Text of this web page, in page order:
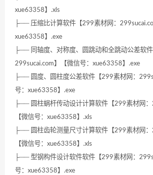
xue63358】.xls
├── 压缩比计算软件【299素材网：
xue63358】.exe
├── 同轴度、对称度、圆跳动和全跳动公差软件
299sucai.com】【微信号：xue63358】.exe
├── 圆度、圆柱度公差软件【299素材网：
号：xue63358】.exe
├── 圆柱蜗杆传动设计计算软件【299素材网：
【微信号：xue63358】.xls
├── 圆柱齿轮测量尺寸计算软件【299素材网：
【微信号：xue63358】.xls
├── 型钢构件设计软件软件【299素材网：
号：xue63358】.exe